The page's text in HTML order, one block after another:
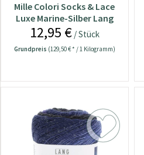
Mille Colori Socks & Lace
Luxe Marine-Silber Lang
Yarns Wolle
12,95 €/ Stück
Grundpreis (129,50 € * / 1 Kilogramm)